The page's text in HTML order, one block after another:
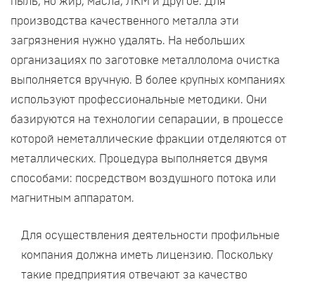
производства качественного металла эти
загрязнения нужно удалять. На небольших
организациях по заготовке металлолома очистка
выполняется вручную. В более крупных компаниях
используют профессиональные методики. Они
базируются на технологии сепарации, в процессе
которой неметаллические фракции отделяются от
металлических. Процедура выполняется двумя
способами: посредством воздушного потока или
магнитным аппаратом.
Для осуществления деятельности профильные
компания должна иметь лицензию. Поскольку
такие предприятия отвечают за качество